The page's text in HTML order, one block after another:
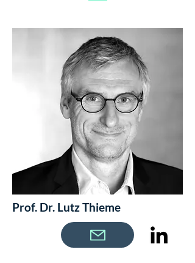
Prof. Dr. Lutz Thieme